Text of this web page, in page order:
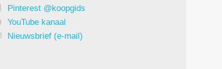
Pinterest @koopgids
YouTube kanaal
Nieuwsbrief (e-mail)